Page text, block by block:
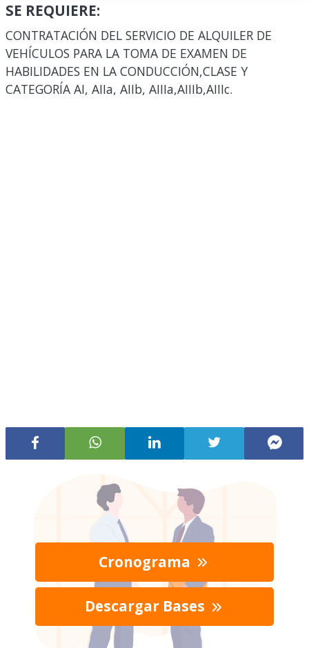
SE REQUIERE:
CONTRATACIÓN DEL SERVICIO DE ALQUILER DE
VEHÍCULOS PARA LA TOMA DE EXAMEN DE
HABILIDADES EN LA CONDUCCIÓN,CLASE Y
CATEGORÍA AI, AIIa, AIIb, AIIIa,AIIIb,AIIIc.
Cronograma
Descargar Bases